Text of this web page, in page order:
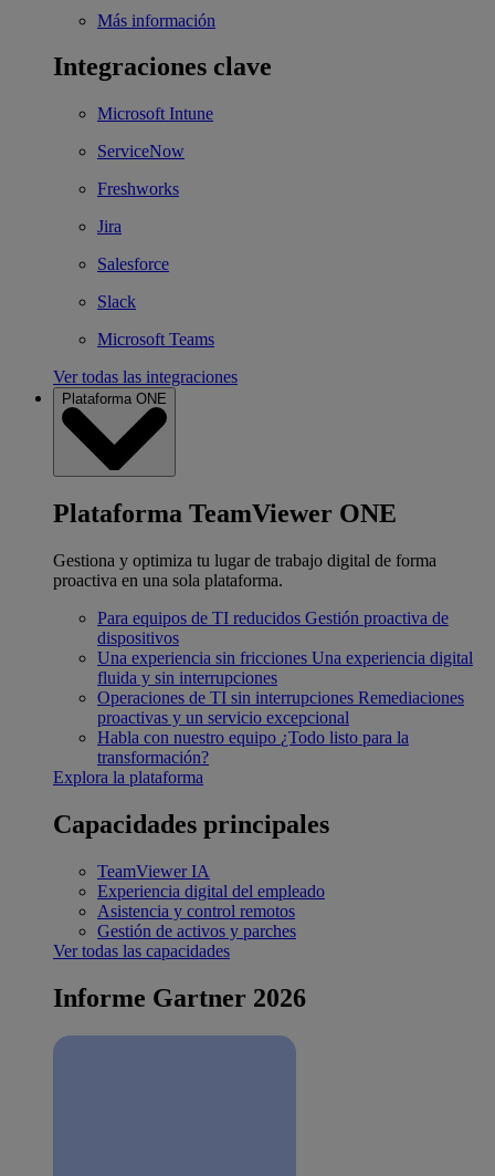
Más información
Integraciones clave
Microsoft Intune
ServiceNow
Freshworks
Jira
Salesforce
Slack
Microsoft Teams
Ver todas las integraciones
Plataforma ONE
Plataforma TeamViewer ONE
Gestiona y optimiza tu lugar de trabajo digital de forma
proactiva en una sola plataforma.
Para equipos de TI reducidos Gestión proactiva de
dispositivos
Una experiencia sin fricciones Una experiencia digital
fluida y sin interrupciones
Operaciones de TI sin interrupciones Remediaciones
proactivas y un servicio excepcional
Habla con nuestro equipo ¿Todo listo para la
transformación?
Explora la plataforma
Capacidades principales
TeamViewer IA
Experiencia digital del empleado
Asistencia y control remotos
Gestión de activos y parches
Ver todas las capacidades
Informe Gartner 2026